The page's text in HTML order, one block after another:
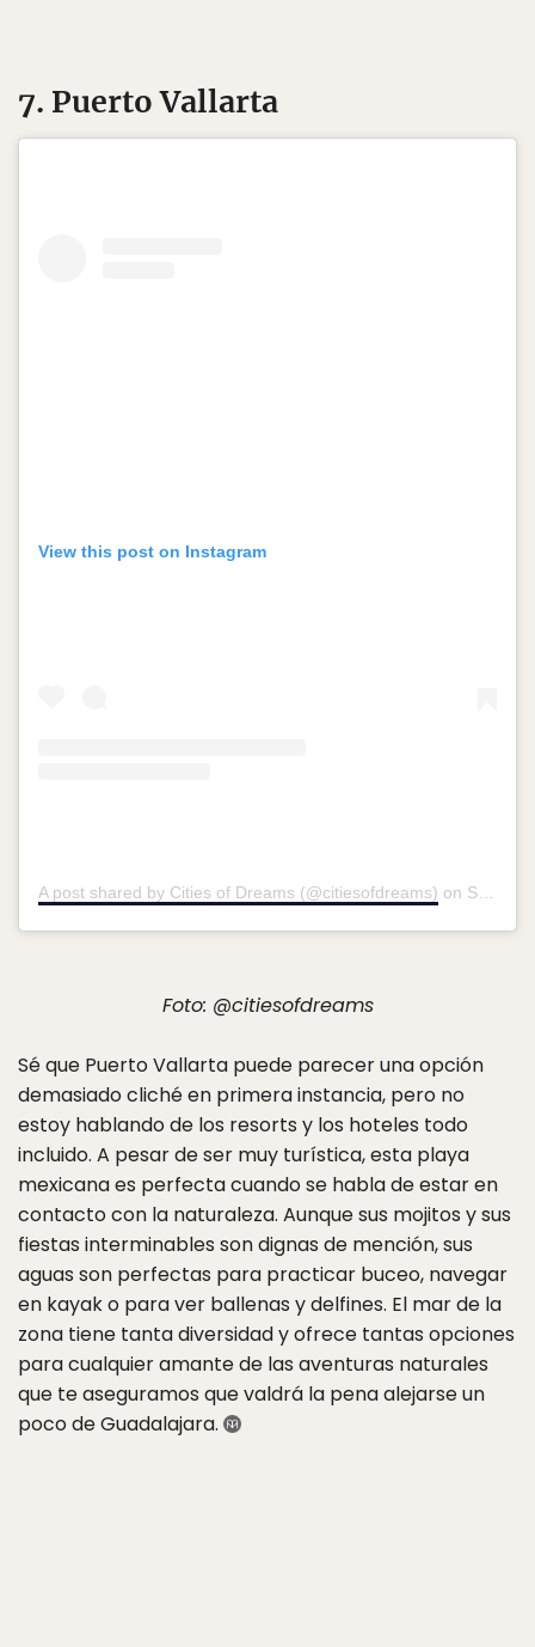
7. Puerto Vallarta
View this post on Instagram
A post shared by Cities of Dreams (@citiesofdreams) on Sep 22, 2018 at 11:03am PDT
Foto: @citiesofdreams
Sé que Puerto Vallarta puede parecer una opción
demasiado cliché en primera instancia, pero no
estoy hablando de los resorts y los hoteles todo
incluido. A pesar de ser muy turística, esta playa
mexicana es perfecta cuando se habla de estar en
contacto con la naturaleza. Aunque sus mojitos y sus
fiestas interminables son dignas de mención, sus
aguas son perfectas para practicar buceo, navegar
en kayak o para ver ballenas y delfines. El mar de la
zona tiene tanta diversidad y ofrece tantas opciones
para cualquier amante de las aventuras naturales
que te aseguramos que valdrá la pena alejarse un
poco de Guadalajara.